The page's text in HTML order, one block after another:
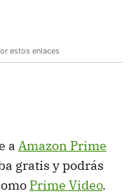
estos enlaces
a Amazon Prime
gratis y podrás
Prime Video.